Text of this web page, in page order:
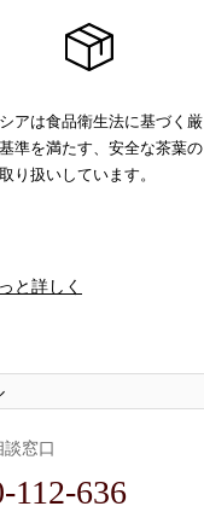
アは食品衛生法に基づく厳
準を満たす、安全な茶葉の
り扱いしています。
と詳しく
窓口
112-636